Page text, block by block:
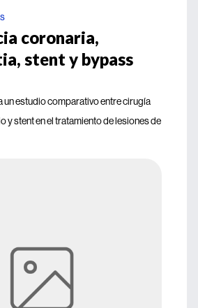
coronaria,
stent y bypass
un estudio comparativo entre cirugía
y stent en el tratamiento de lesiones de